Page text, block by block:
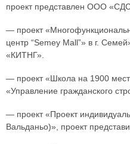
проект представлен ООО
— проект
центр “Semey Mall”» в г.
«КИТНГ».
— проект «Школа на 1900
«Управление гражданского
— проект «Проект
Вальданьо)», проект